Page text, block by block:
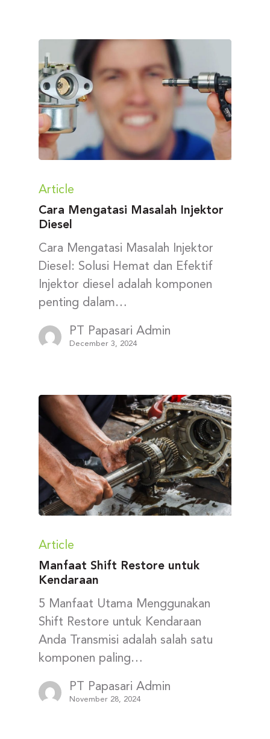
Article
Cara Mengatasi Masalah Injektor
Diesel
Cara Mengatasi Masalah Injektor
Diesel: Solusi Hemat dan Efektif
Injektor diesel adalah komponen
penting dalam…
PT Papasari Admin
December 3, 2024
Article
Manfaat Shift Restore untuk
Kendaraan
5 Manfaat Utama Menggunakan
Shift Restore untuk Kendaraan
Anda Transmisi adalah salah satu
komponen paling…
PT Papasari Admin
November 28, 2024